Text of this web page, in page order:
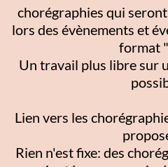
chorégraphies qui
lors des évènements et
format
Un travail plus libre sur
Lien vers les
Rien n'est fixe: des